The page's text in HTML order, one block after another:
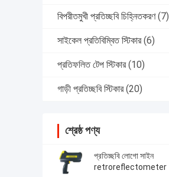
বিপরীতমুখী প্রতিচ্ছবি চিহ্নিতকরণ (7)
সাইকেল প্রতিবিম্বিত স্টিকার (6)
প্রতিফলিত টেপ স্টিকার (10)
গাড়ী প্রতিচ্ছবি স্টিকার (20)
শ্রেষ্ঠ পণ্য
প্রতিচ্ছবি লোগো সাইন
retroreflectometer